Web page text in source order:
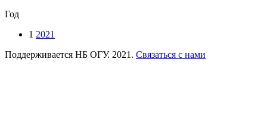
Год
1 2021
Поддерживается НБ ОГУ. 2021. Связаться с нами